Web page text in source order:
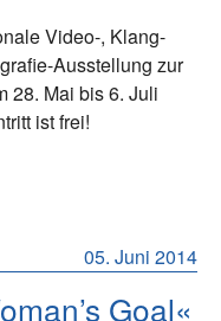
Video-, Klang-
Ausstellung zur
28. Mai bis 6. Juli
ist frei!
05. Juni 2014
Goal«